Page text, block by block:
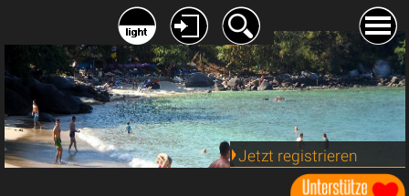
Jetzt registrieren